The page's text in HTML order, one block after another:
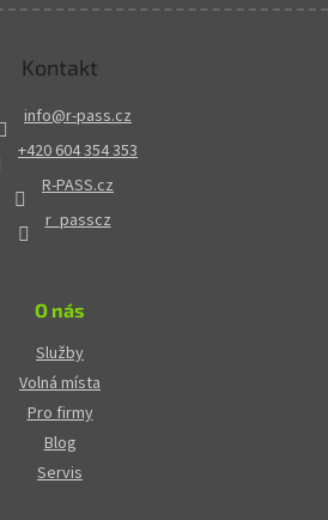
Kontakt
info@r-pass.cz
+420 604 354 353
R-PASS.cz
r_passcz
O nás
Služby
Volná místa
Pro firmy
Blog
Servis